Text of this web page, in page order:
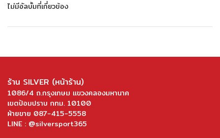
ไม่มีอัลบั้มที่เกี่ยวข้อง
ร้าน SILVER (หน้าร้าน)
1086/4 ถ.กรุงเกษม แขวงคลองมหานาค
เขตป้อมปราบ กทม. 10100
ฝ่ายขาย 087-415-5558
LINE : @silversport365